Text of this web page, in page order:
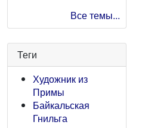
Все темы...
Теги
Художник из
Примы
Байкальская
Гнильга